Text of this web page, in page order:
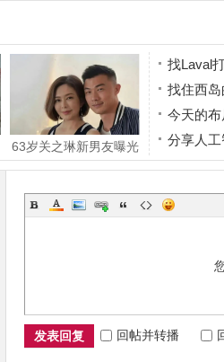
63岁关之琳新男友曝光
27岁职业男模！恋情
找Laval
找住西
今天的布
分享人
今天终
发表回复 回帖并转播